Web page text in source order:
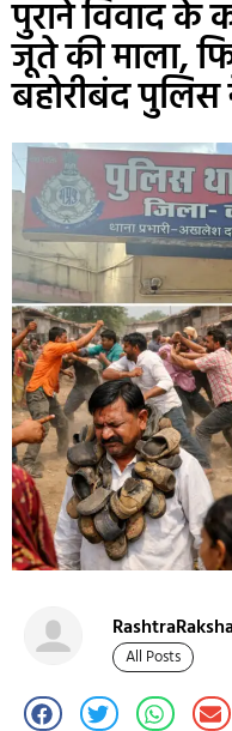
पुराने विवाद के
जूते की माला,
बहोरीबंद पुलिस
All Posts